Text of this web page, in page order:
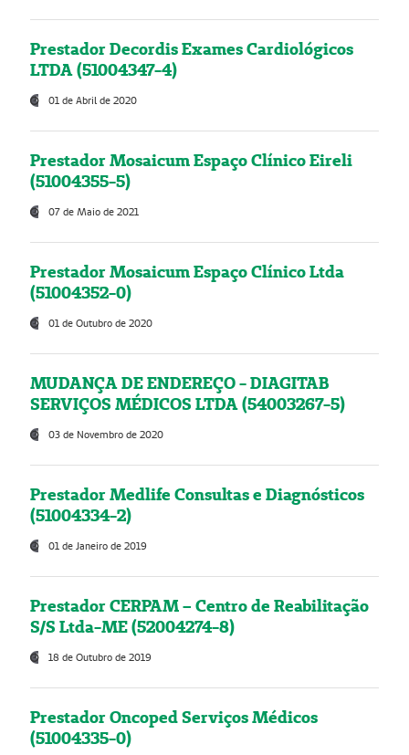
Prestador Decordis Exames Cardiológicos
LTDA (51004347-4)
01 de Abril de 2020
Prestador Mosaicum Espaço Clínico Eireli
(51004355-5)
07 de Maio de 2021
Prestador Mosaicum Espaço Clínico Ltda
(51004352-0)
01 de Outubro de 2020
MUDANÇA DE ENDEREÇO - DIAGITAB
SERVIÇOS MÉDICOS LTDA (54003267-5)
03 de Novembro de 2020
Prestador Medlife Consultas e Diagnósticos
(51004334-2)
01 de Janeiro de 2019
Prestador CERPAM – Centro de Reabilitação
S/S Ltda-ME (52004274-8)
18 de Outubro de 2019
Prestador Oncoped Serviços Médicos
(51004335-0)